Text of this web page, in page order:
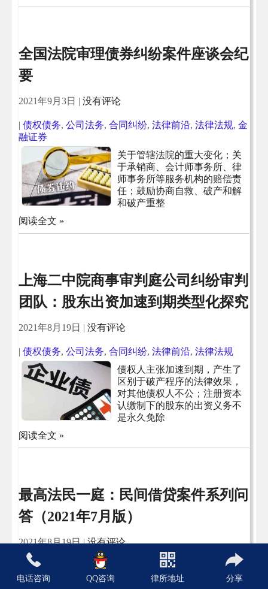
全国法院审理债券纠纷案件座谈会纪
要
2021年9月3日 | 没有评论
| 债权债务, 公司法务, 合同纠纷, 法律前沿, 法律法规, 金
融证券
关于管辖法院的重大变化；关
于承销商、会计师事务所、律
师事务所等服务机构的赔偿责
任；鼓励协商自救、破产和解
和破产重整
阅读全文 »
上海二中院商事审判庭公司纠纷审判
团队：股东出资加速到期类型化探究
2021年8月19日 | 没有评论
| 债权债务, 公司法务, 合同纠纷, 法律前沿, 法律法规
债权人主张加速到期，产生了
区别于破产程序的法律效果，
对其他债权人不公；注册资本
认缴制下的股东的出资义务不
是永久免除
阅读全文 »
最高法民一庭：民间借贷案件系列问
答（2021年7月版）
2021年8月19日 |没有评论
债权债务 公司法务,
法律法规
民间借贷中律师费诉讼费是否
电话咨询 QQ咨询 律所地址 分享